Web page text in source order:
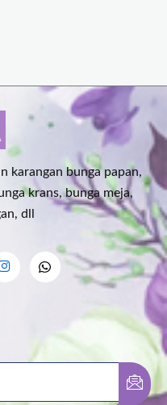
karangan bunga papan,
krans, bunga meja,
dll